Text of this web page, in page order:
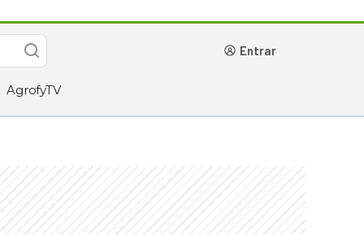
entrar
AgrofyTV